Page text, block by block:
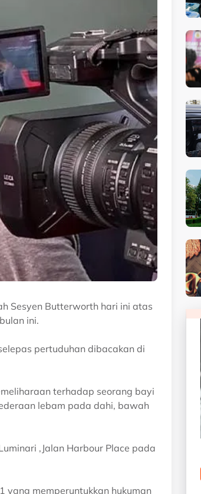
Sesyen Butterworth hari ini atas
ini.
pertuduhan dibacakan di
terhadap seorang bayi
lebam pada dahi, bawah
,Jalan Harbour Place pada
yang memperuntukkan hukuman